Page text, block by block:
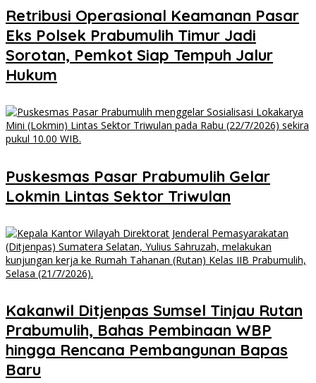
Retribusi Operasional Keamanan Pasar
Eks Polsek Prabumulih Timur Jadi
Sorotan, Pemkot Siap Tempuh Jalur
Hukum
Puskesmas Pasar Prabumulih Gelar
Lokmin Lintas Sektor Triwulan
Kakanwil Ditjenpas Sumsel Tinjau Rutan
Prabumulih, Bahas Pembinaan WBP
hingga Rencana Pembangunan Bapas
Baru